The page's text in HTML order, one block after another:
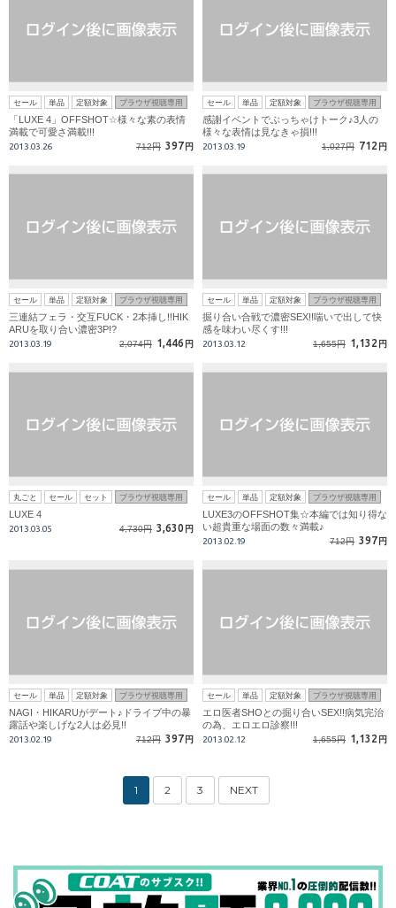
セール 単品 定額対象 ブラウザ視聴専用
「LUXE 4」OFFSHOT☆様々な素の表情
満載で可愛さ満載!!!
2013.03.26 712円 397 円
セール 単品 定額対象 ブラウザ視聴専用
感謝イベントでぶっちゃけトーク♪3人の
様々な表情は見なきゃ損!!!
2013.03.19 1,027円 712 円
セール 単品 定額対象 ブラウザ視聴専用
三連結フェラ・交互FUCK・2本挿し!!HIK
ARUを取り合い濃密3P!?
2013.03.19 2,074円 1,446 円
セール 単品 定額対象 ブラウザ視聴専用
掘り合い合戦で濃密SEX!!喘いで出して快
感を味わい尽くす!!!
2013.03.12 1,655円 1,132 円
丸ごと セール セット ブラウザ視聴専用
LUXE 4
2013.03.05 4,730円 3,630 円
セール 単品 定額対象 ブラウザ視聴専用
LUXE3のOFFSHOT集☆本編では知り得な
い超貴重な場面の数々満載♪
2013.02.19 712円 397 円
セール 単品 定額対象 ブラウザ視聴専用
NAGI・HIKARUがデート♪ドライブ中の暴
露話や楽しげな2人は必見!!
2013.02.19 712円 397 円
セール 単品 定額対象 ブラウザ視聴専用
エロ医者SHOとの掘り合いSEX!!病気完治
の為、エロエロ診察!!!
2013.02.12 1,655円 1,132 円
1 2 3 NEXT